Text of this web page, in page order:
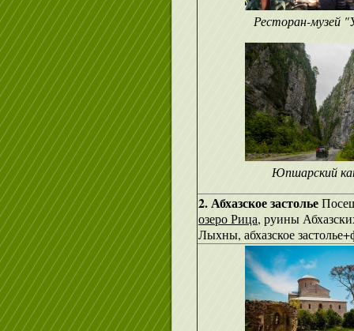
Ресторан-музей
Юпшарский
2. Абхазское застолье
озеро Рица, руины
Лыхны, абхазское